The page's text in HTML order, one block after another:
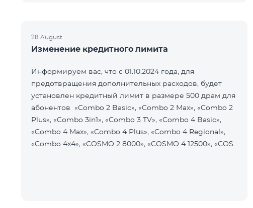
28 August
Изменение кредитного лимита
Информируем вас, что с 01.10.2024 года, для
предотвращения дополнительных расходов, будет
установлен кредитный лимит в размере 500 драм для
абонентов «Combo 2 Basic», «Combo 2 Max», «Combo 2
Plus», «Combo 3in1», «Combo 3 TV», «Combo 4 Basic»,
«Combo 4 Max», «Combo 4 Plus», «Combo 4 Regional»,
«Combo 4x4», «COSMO 2 8000», «COSMO 4 12500», «COS